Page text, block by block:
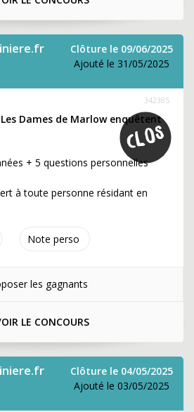
Clôture le 09/06/2025
Ajouté le 31/05/2025
Note perso
342385
Dames de Marlow enquêtent
+ 5 questions personnelles
à toute personne résidant en
les gagnants
LE CONCOURS
Clôture le 04/05/2025
Ajouté le 03/05/2025